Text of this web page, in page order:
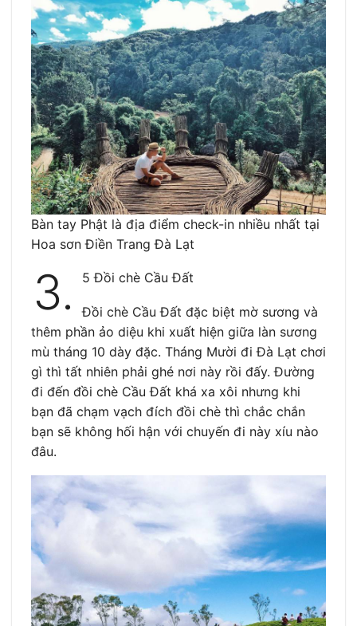
Bàn tay Phật là địa điểm check-in nhiều nhất tại
Hoa sơn Điền Trang Đà Lạt
3. 5 Đồi chè Cầu Đất
Đồi chè Cầu Đất đặc biệt mờ sương và
thêm phần ảo diệu khi xuất hiện giữa làn sương
mù tháng 10 dày đặc. Tháng Mười đi Đà Lạt chơi
gì thì tất nhiên phải ghé nơi này rồi đấy. Đường
đi đến đồi chè Cầu Đất khá xa xôi nhưng khi
bạn đã chạm vạch đích đồi chè thì chắc chắn
bạn sẽ không hối hận với chuyến đi này xíu nào
đâu.